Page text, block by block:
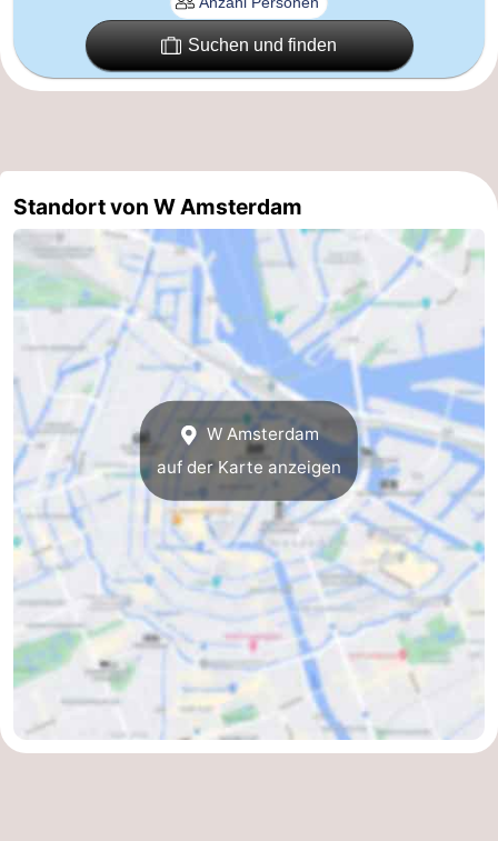
der
Plätze
Parks
Umgebung
Nordholland
Südholland
Praktisch
Forum
Reisebuchshop
Őffentliche
Verkehr
Route
Hauptbahnhof
Schiphol
Eindhoven
Suchen und finden
Standort von W Amsterdam
W Amsterdam
auf der Karte anzeigen